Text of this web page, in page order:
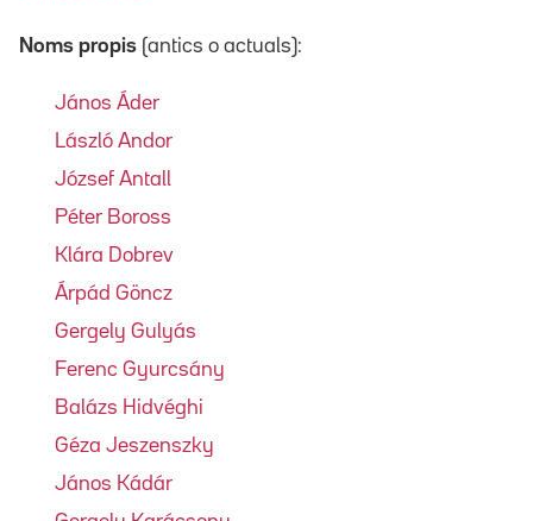
Noms propis (antics o actuals):
János Áder
László Andor
József Antall
Péter Boross
Klára Dobrev
Árpád Göncz
Gergely Gulyás
Ferenc Gyurcsány
Balázs Hidvéghi
Géza Jeszenszky
János Kádár